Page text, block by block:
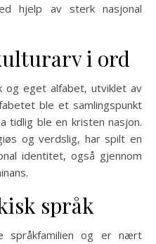
hjelp av sterk nasjonal
i ord
og eget alfabet, utviklet av
ble et samlingspunkt
tidlig ble en kristen nasjon.
og verdslig, har spilt en
identitet, også gjennom
språk
språkfamilien og er nært